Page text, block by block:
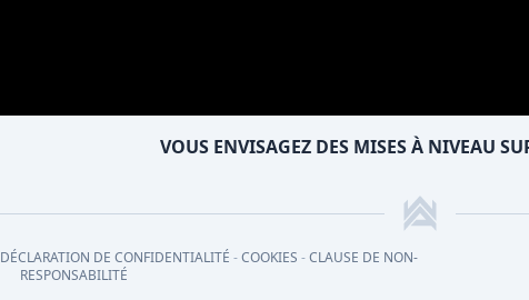
VOUS ENVISAGEZ DES MISES À NIVEAU
DÉCLARATION DE CONFIDENTIALITÉ -COOKIES -CLAUSE DE NON-
RESPONSABILITÉ